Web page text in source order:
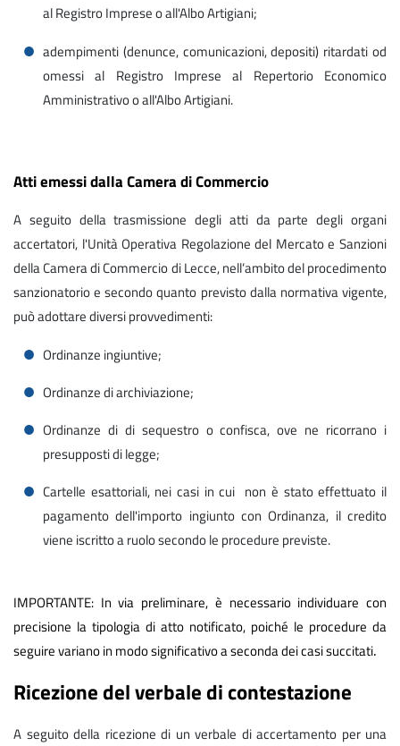
al Registro Imprese o all'Albo Artigiani;
adempimenti (denunce, comunicazioni, depositi) ritardati od
omessi al Registro Imprese al Repertorio Economico
Amministrativo o all'Albo Artigiani.
Atti emessi dalla Camera di Commercio
A seguito della trasmissione degli atti da parte degli organi
accertatori, l'Unità Operativa Regolazione del Mercato e Sanzioni
della Camera di Commercio di Lecce, nell’ambito del procedimento
sanzionatorio e secondo quanto previsto dalla normativa vigente,
può adottare diversi provvedimenti:
Ordinanze ingiuntive;
Ordinanze di archiviazione;
Ordinanze di di sequestro o confisca, ove ne ricorrano i
presupposti di legge;
Cartelle esattoriali, nei casi in cui non è stato effettuato il
pagamento dell'importo ingiunto con Ordinanza, il credito
viene iscritto a ruolo secondo le procedure previste.
IMPORTANTE: In via preliminare, è necessario individuare con
precisione la tipologia di atto notificato, poiché le procedure da
seguire variano in modo significativo a seconda dei casi succitati.
Ricezione del verbale di contestazione
A seguito della ricezione di un verbale di accertamento per una